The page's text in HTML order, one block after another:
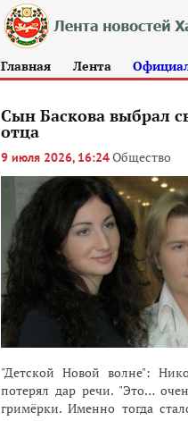
Главная Лента
Сын Баскова выбрал
отца
9 июля 2026, 16:24Общество
"Детской Новой волне":
потерял дар речи. "Это…
гримёрки. Именно тогда